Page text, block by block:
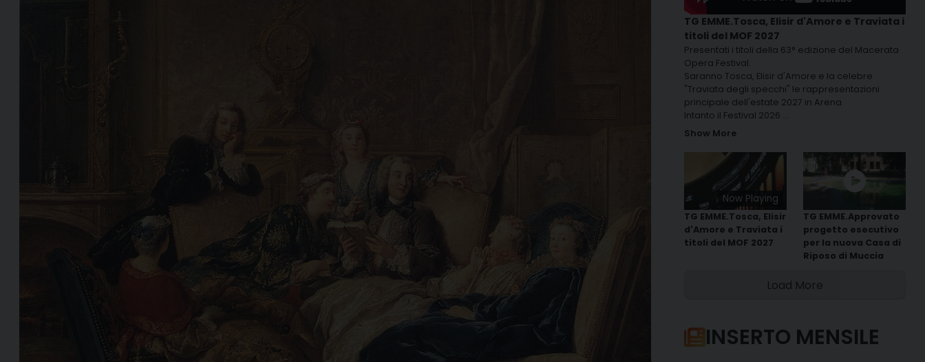
TG EMME.Tosca, Elisir d'Amore e Traviata i
titoli del MOF 2027
Presentati i titoli della 63° edizione del Macerata
Opera Festival.
Saranno Tosca, Elisir d'Amore e la celebre
"Traviata degli specchi" le rappresentazioni
principale dell'estate 2027 in Arena.
Intanto il Festival 2026 ...
Show More
Now Playing
TG EMME.Tosca, Elisir
d'Amore e Traviata i
titoli del MOF 2027
TG EMME.Approvato
progetto esecutivo
per la nuova Casa di
Riposo di Muccia
Load More
INSERTO MENSILE